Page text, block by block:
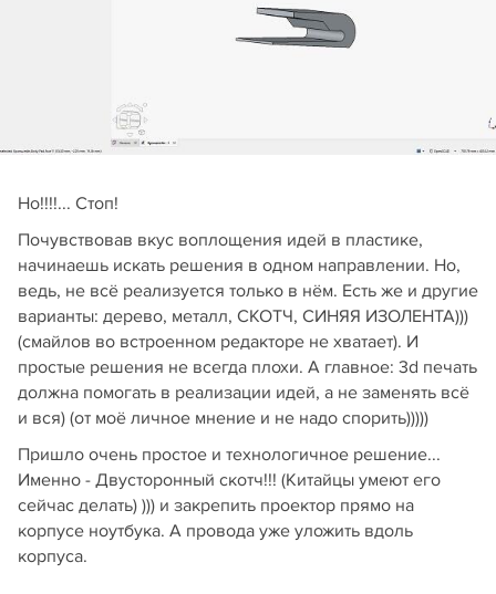
Но!!!!... Стоп!
Почувствовав вкус воплощения идей в пластике,
начинаешь искать решения в одном направлении. Но,
ведь, не всё реализуется только в нём. Есть же и другие
варианты: дерево, металл, СКОТЧ, СИНЯЯ ИЗОЛЕНТА)))
(смайлов во встроенном редакторе не хватает). И
простые решения не всегда плохи. А главное: 3d печать
должна помогать в реализации идей, а не заменять всё
и вся) (от моё личное мнение и не надо спорить)))))
Пришло очень простое и технологичное решение...
Именно - Двусторонный скотч!!! (Китайцы умеют его
сейчас делать) ))) и закрепить проектор прямо на
корпусе ноутбука. А провода уже уложить вдоль
корпуса.